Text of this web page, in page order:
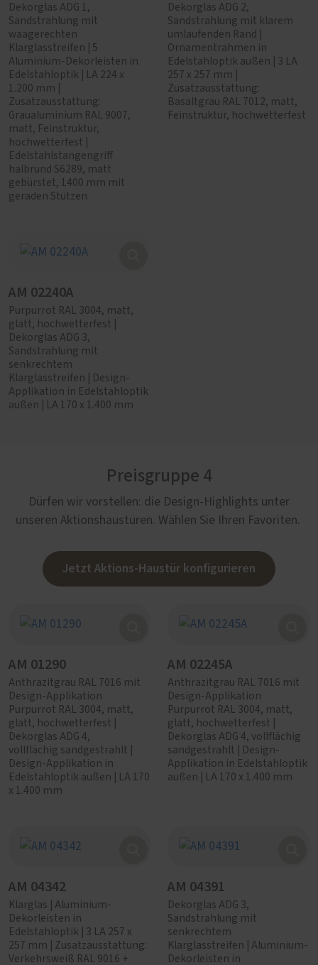
Dekorglas ADG 1,
Sandstrahlung mit
waagerechten
Klarglasstreifen | 5
Aluminium-Dekorleisten in
Edelstahloptik | LA 224 x
1.200 mm |
Zusatzausstattung:
Graualuminium RAL 9007,
matt, Feinstruktur,
hochwetterfest |
Edelstahlstangengriff
halbrund S6289, matt
gebürstet, 1400 mm mit
geraden Stützen
Dekorglas ADG 2,
Sandstrahlung mit klarem
umlaufenden Rand |
Ornamentrahmen in
Edelstahloptik außen | 3 LA
257 x 257 mm |
Zusatzausstattung:
Basaltgrau RAL 7012, matt,
Feinstruktur, hochwetterfest
AM 02240A
Purpurrot RAL 3004, matt,
glatt, hochwetterfest |
Dekorglas ADG 3,
Sandstrahlung mit
senkrechtem
Klarglasstreifen | Design-
Applikation in Edelstahloptik
außen | LA 170 x 1.400 mm
Preisgruppe 4
Dürfen wir vorstellen: die Design-Highlights unter
unseren Aktionshaustüren. Wählen Sie Ihren Favoriten.
Jetzt Aktions-Haustür konfigurieren
AM 01290
Anthrazitgrau RAL 7016 mit
Design-Applikation
Purpurrot RAL 3004, matt,
glatt, hochwetterfest |
Dekorglas ADG 4,
vollflächig sandgestrahlt |
Design-Applikation in
Edelstahloptik außen | LA 170
x 1.400 mm
AM 02245A
Anthrazitgrau RAL 7016 mit
Design-Applikation
Purpurrot RAL 3004, matt,
glatt, hochwetterfest |
Dekorglas ADG 4, vollflächig
sandgestrahlt | Design-
Applikation in Edelstahloptik
außen | LA 170 x 1.400 mm
AM 04342
Klarglas | Aluminium-
Dekorleisten in
Edelstahloptik | 3 LA 257 x
257 mm | Zusatzausstattung:
Verkehrsweiß RAL 9016 +
AM 04391
Dekorglas ADG 3,
Sandstrahlung mit
senkrechtem
Klarglasstreifen | Aluminium-
Dekorleisten in